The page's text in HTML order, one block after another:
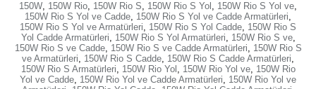
150W, 150W Rio, 150W Rio S, 150W Rio S Yol , 150W Rio S Yol ve,
150W Rio S Yol ve Cadde, 150W Rio S Yol ve Cadde Armatürleri,
150W Rio S Yol ve Armatürleri, 150W Rio S Yol Cadde, 150W Rio S
Yol Cadde Armatürleri, 150W Rio S Yol Armatürleri, 150W Rio S ve,
150W Rio S ve Cadde, 150W Rio S ve Cadde Armatürleri, 150W Rio S
ve Armatürleri, 150W Rio S Cadde, 150W Rio S Cadde Armatürleri,
150W Rio S Armatürleri, 150W Rio Yol , 150W Rio Yol ve, 150W Rio
Yol ve Cadde, 150W Rio Yol ve Cadde Armatürleri, 150W Rio Yol ve